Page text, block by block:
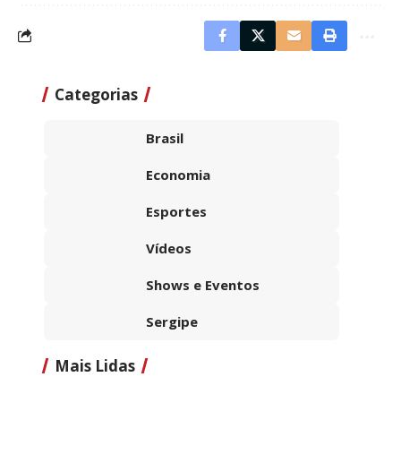
Categorias
Brasil
Economia
Esportes
Vídeos
Shows e Eventos
Sergipe
Mais Lidas